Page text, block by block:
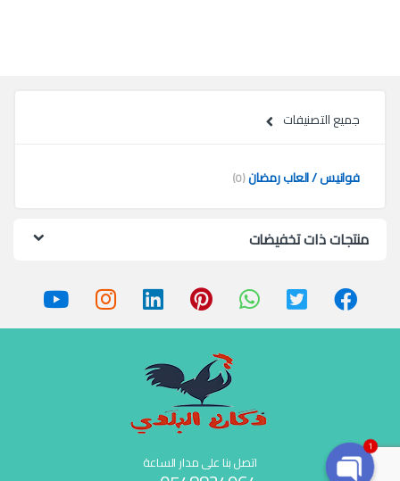
جميع التصنيفات
فوانيس / العاب رمضان(0)
منتجات ذات تخفيضات
اتصل بنا على مدار الساعة
1